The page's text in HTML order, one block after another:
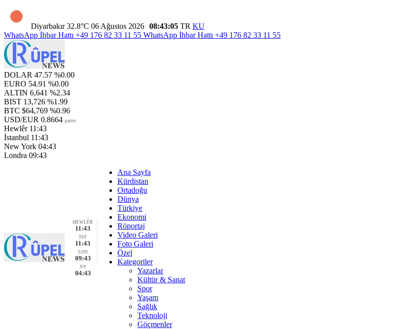
Diyarbakır 32.8°C 06 Ağustos 2026 08:43:06 TR KU
WhatsApp İhbar Hattı +49 176 82 33 11 55 WhatsApp İhbar Hattı +49 176 82 33 11 55
DOLAR 47.57 %0.00
EURO 54.91 %0.00
ALTIN 6,641 %2.34
BIST 13,726 %1.99
BTC $64,769 %0.96
USD/EUR 0.8664 parite
Hewlêr 11:43
İstanbul 11:43
New York 04:43
Londra 09:43
HEWLÊR
11:43
İST
11:43
LON
09:43
NY
04:43
Ana Sayfa
Kürdistan
Ortadoğu
Dünya
Türkiye
Ekonomi
Röportaj
Video Galeri
Foto Galeri
Özel
Kategoriler
Yazarlar
Kültür & Sanat
Spor
Yaşam
Sağlık
Teknoloji
Göçmenler